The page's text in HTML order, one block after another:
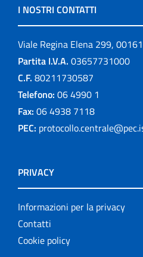
I NOSTRI CONTATTI
Viale Regina Elena 299,
Partita I.V.A. 03657731000
C.F. 80211730587
Telefono: 06 4990 1
Fax: 06 4938 7118
PEC:
PRIVACY
Informazioni per la privacy
Contatti
Cookie policy